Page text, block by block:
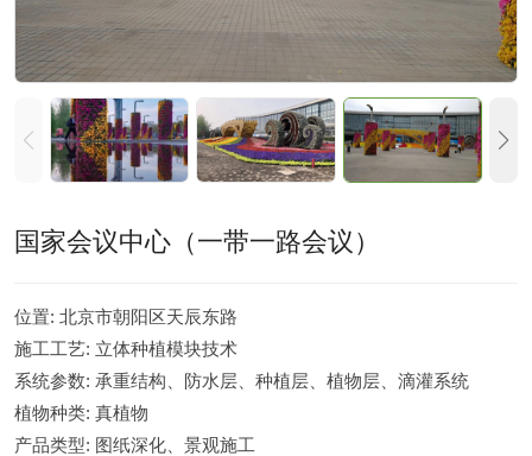
国家会议中心（一带一路会议）
位置: 北京市朝阳区天辰东路
施工工艺: 立体种植模块技术
系统参数: 承重结构、防水层、种植层、植物层、滴灌系统
植物种类: 真植物
产品类型: 图纸深化、景观施工